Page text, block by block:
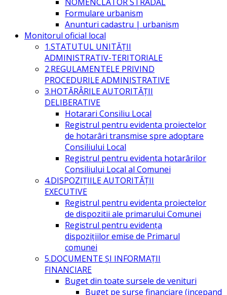
Formulare urbanism
Anunturi cadastru | urbanism
Monitorul oficial local
1.STATUTUL UNITĂŢII
ADMINISTRATIV-TERITORIALE
2.REGULAMENTELE PRIVIND
PROCEDURILE ADMINISTRATIVE
3.HOTĂRÂRILE AUTORITĂŢII
DELIBERATIVE
Hotarari Consiliu Local
Registrul pentru evidenta proiectelor
de hotarâri transmise spre adoptare
Consiliului Local
Registrul pentru evidenta hotarârilor
Consiliului Local al Comunei
4.DISPOZIŢIILE AUTORITĂŢII
EXECUTIVE
Registrul pentru evidenta proiectelor
de dispozitii ale primarului Comunei
Registrul pentru evidența
dispozițiilor emise de Primarul
comunei
5.DOCUMENTE ŞI INFORMAŢII
FINANCIARE
Buget din toate sursele de venituri
Buget pe surse financiare (incepand